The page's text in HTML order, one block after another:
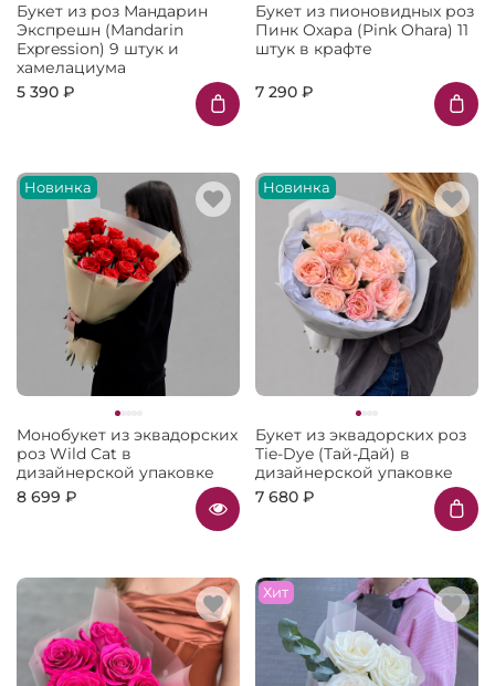
Букет из роз Мандарин
Экспрешн (Mandarin
Expression) 9 штук и
хамелациума
5 390 ₽
Букет из пионовидных роз
Пинк Охара (Pink Ohara) 11
штук в крафте
7 290 ₽
Новинка
Монобукет из эквадорских
роз Wild Cat в
дизайнерской упаковке
8 699 ₽
Новинка
Букет из эквадорских роз
Tie-Dye (Тай-Дай) в
дизайнерской упаковке
7 680 ₽
Хит